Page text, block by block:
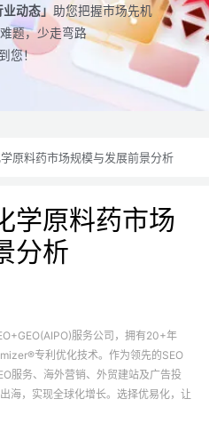
业动态」 助您把握市场先机
题，少走弯路
您！
原料药市场规模与发展前景分析
学原料药市场
分析
服务公司，拥有20+年
专利优化技术。作为领先的SEO
服务、海外营销、外贸建站及广告投
海，实现全球化增长。选择优易化，让